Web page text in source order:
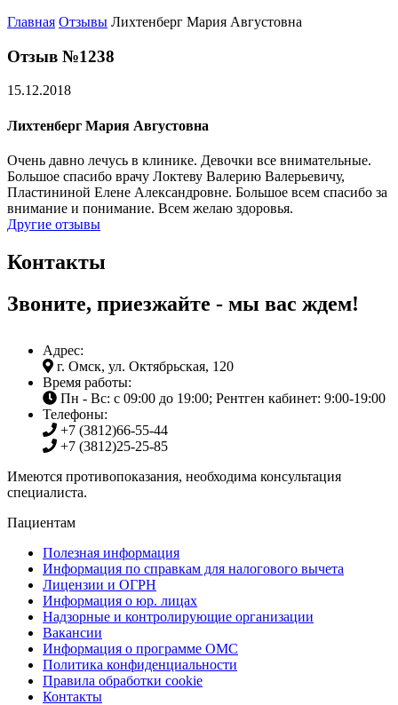
Главная Отзывы Лихтенберг Мария Августовна
Отзыв №1238
15.12.2018
Лихтенберг Мария Августовна
Очень давно лечусь в клинике. Девочки все внимательные.
Большое спасибо врачу Локтеву Валерию Валерьевичу,
Пластининой Елене Александровне. Большое всем спасибо за
внимание и понимание. Всем желаю здоровья.
Другие отзывы
Контакты
Звоните, приезжайте - мы вас ждем!
Адрес:
г. Омск, ул. Октябрьская, 120
Время работы:
Пн - Вс: с 09:00 до 19:00; Рентген кабинет: 9:00-19:00
Телефоны:
+7 (3812)66-55-44
+7 (3812)25-25-85
Имеются противопоказания, необходима консультация
специалиста.
Пациентам
Полезная информация
Информация по справкам для налогового вычета
Лицензии и ОГРН
Информация о юр. лицах
Надзорные и контролирующие организации
Вакансии
Информация о программе ОМС
Политика конфиденциальности
Правила обработки cookie
Контакты